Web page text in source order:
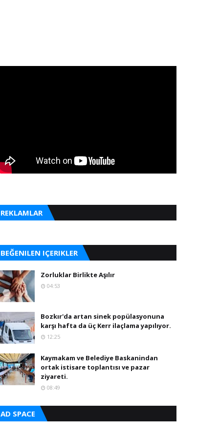
REKLAMLAR
BEĞENILEN IÇERIKLER
Zorluklar Birlikte Aşılır
04:53
Bozkır'da artan sinek popülasyonuna
karşı hafta da üç Kerr ilaçlama yapılıyor.
12:25
Kaymakam ve Belediye Baskanindan
ortak istisare toplantısı ve pazar
ziyareti.
08:49
AD SPACE